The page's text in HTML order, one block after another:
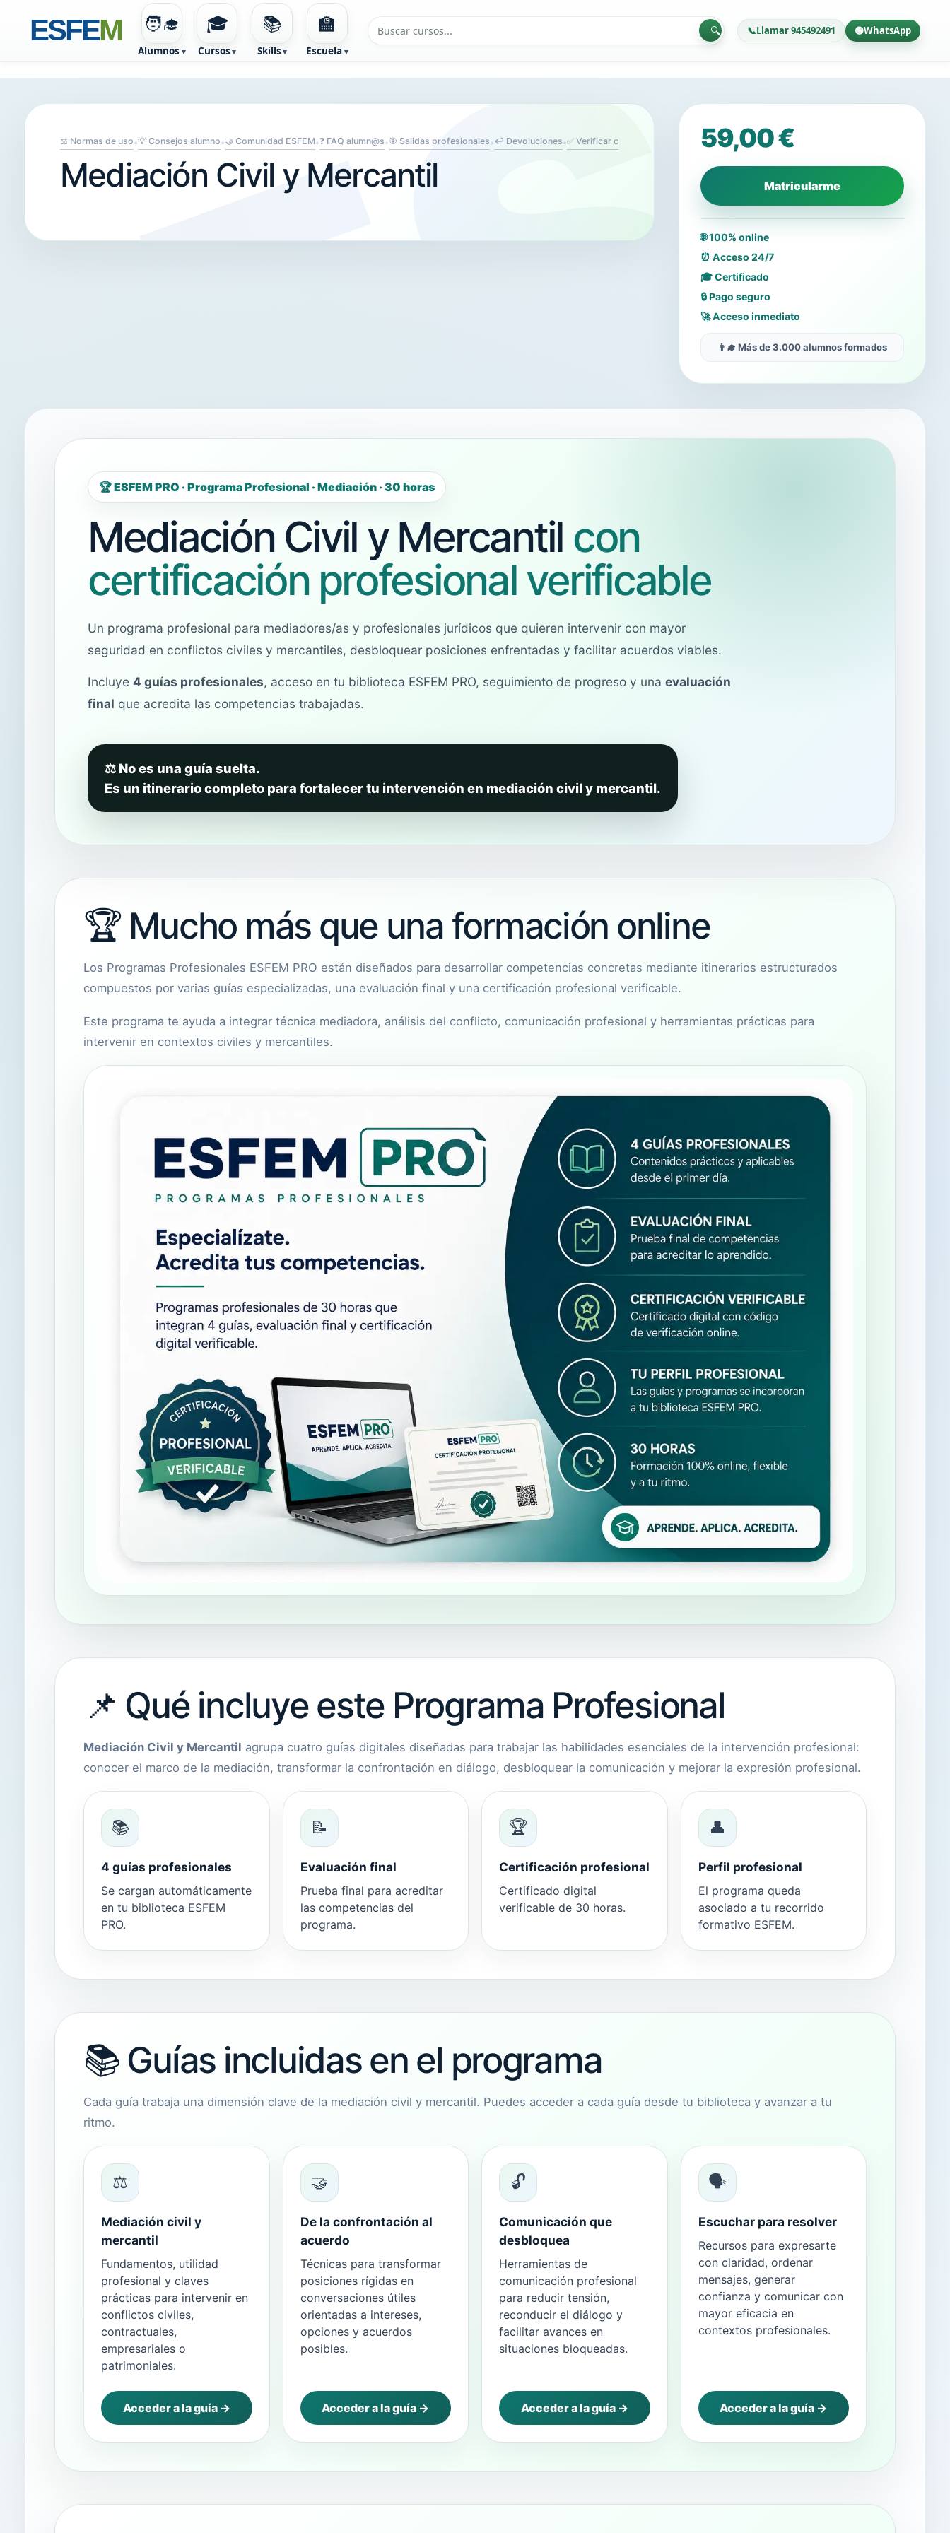
ESFEM 🧑‍🎓
Alumnos
🎓
Cursos
📚
Skills
🏫
Escuela
🔍 📞Llamar 945492491 🟢WhatsApp
⚖️ Normas de uso•💡 Consejos alumno•🤝 Comunidad ESFEM•❓ FAQ alumn@s•🎯 Salidas profesionales•↩️ Devoluciones•✅ Verificar certificado
Mediación Civil y Mercantil
59,00€
Matricularme
🌐 100% online
⏰ Acceso 24/7
🎓 Certificado
🔒 Pago seguro
🚀 Acceso inmediato
👨‍🎓 Más de 3.000 alumnos formados
🏆 ESFEM PRO · Programa Profesional · Mediación · 30 horas
Mediación Civil y Mercantil con
certificación profesional verificable
Un programa profesional para mediadores/as y profesionales jurídicos que quieren intervenir con mayor
seguridad en conflictos civiles y mercantiles, desbloquear posiciones enfrentadas y facilitar acuerdos viables.
Incluye 4 guías profesionales, acceso en tu biblioteca ESFEM PRO, seguimiento de progreso y una evaluación
final que acredita las competencias trabajadas.
⚖️ No es una guía suelta.
Es un itinerario completo para fortalecer tu intervención en mediación civil y mercantil.
🏆 Mucho más que una formación online
Los Programas Profesionales ESFEM PRO están diseñados para desarrollar competencias concretas mediante itinerarios estructurados
compuestos por varias guías especializadas, una evaluación final y una certificación profesional verificable.
Este programa te ayuda a integrar técnica mediadora, análisis del conflicto, comunicación profesional y herramientas prácticas para
intervenir en contextos civiles y mercantiles.
📌 Qué incluye este Programa Profesional
Mediación Civil y Mercantil agrupa cuatro guías digitales diseñadas para trabajar las habilidades esenciales de la intervención profesional:
conocer el marco de la mediación, transformar la confrontación en diálogo, desbloquear la comunicación y mejorar la expresión profesional.
📚
4 guías profesionales
Se cargan automáticamente
en tu biblioteca ESFEM
PRO.
📝
Evaluación final
Prueba final para acreditar
las competencias del
programa.
🏆
Certificación profesional
Certificado digital
verificable de 30 horas.
👤
Perfil profesional
El programa queda
asociado a tu recorrido
formativo ESFEM.
📚 Guías incluidas en el programa
Cada guía trabaja una dimensión clave de la mediación civil y mercantil. Puedes acceder a cada guía desde tu biblioteca y avanzar a tu
ritmo.
⚖️
Mediación civil y
mercantil
Fundamentos, utilidad
profesional y claves
prácticas para intervenir en
conflictos civiles,
contractuales,
empresariales o
patrimoniales.
Acceder a la guía →
🤝
De la confrontación al
acuerdo
Técnicas para transformar
posiciones rígidas en
conversaciones útiles
orientadas a intereses,
opciones y acuerdos
posibles.
Acceder a la guía →
🔓
Comunicación que
desbloquea
Herramientas de
comunicación profesional
para reducir tensión,
reconducir el diálogo y
facilitar avances en
situaciones bloqueadas.
Acceder a la guía →
🗣️
Escuchar para resolver
Recursos para expresarte
con claridad, ordenar
mensajes, generar
confianza y comunicar con
mayor eficacia en
contextos profesionales.
Acceder a la guía →